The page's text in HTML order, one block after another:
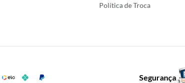
Política de Troca
Segurança